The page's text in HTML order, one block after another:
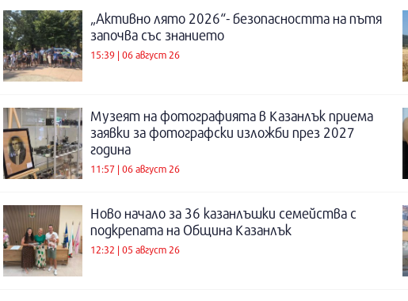
„Активно лято 2026“- безопасността на пътя
започва със знанието
15:39 | 06 август 26
Музеят на фотографията в Казанлък приема
заявки за фотографски изложби през 2027
година
11:57 | 06 август 26
Ново начало за 36 казанлъшки семейства с
подкрепата на Община Казанлък
12:32 | 05 август 26